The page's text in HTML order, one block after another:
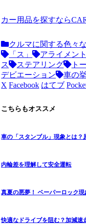
カー用品を探すなら
クルマに関する色々
「ス」
アライメン
ス
ステアリング ト
デビエーション
車の
X Facebook はてブ
こちらもオススメ
車の「スタンブル」現象とは？
内輪差を理解して安全運転
真夏の悪夢！ ベーパーロック現
快適なドライブを阻む？加減速